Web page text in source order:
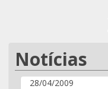
Notícias
28/04/2009